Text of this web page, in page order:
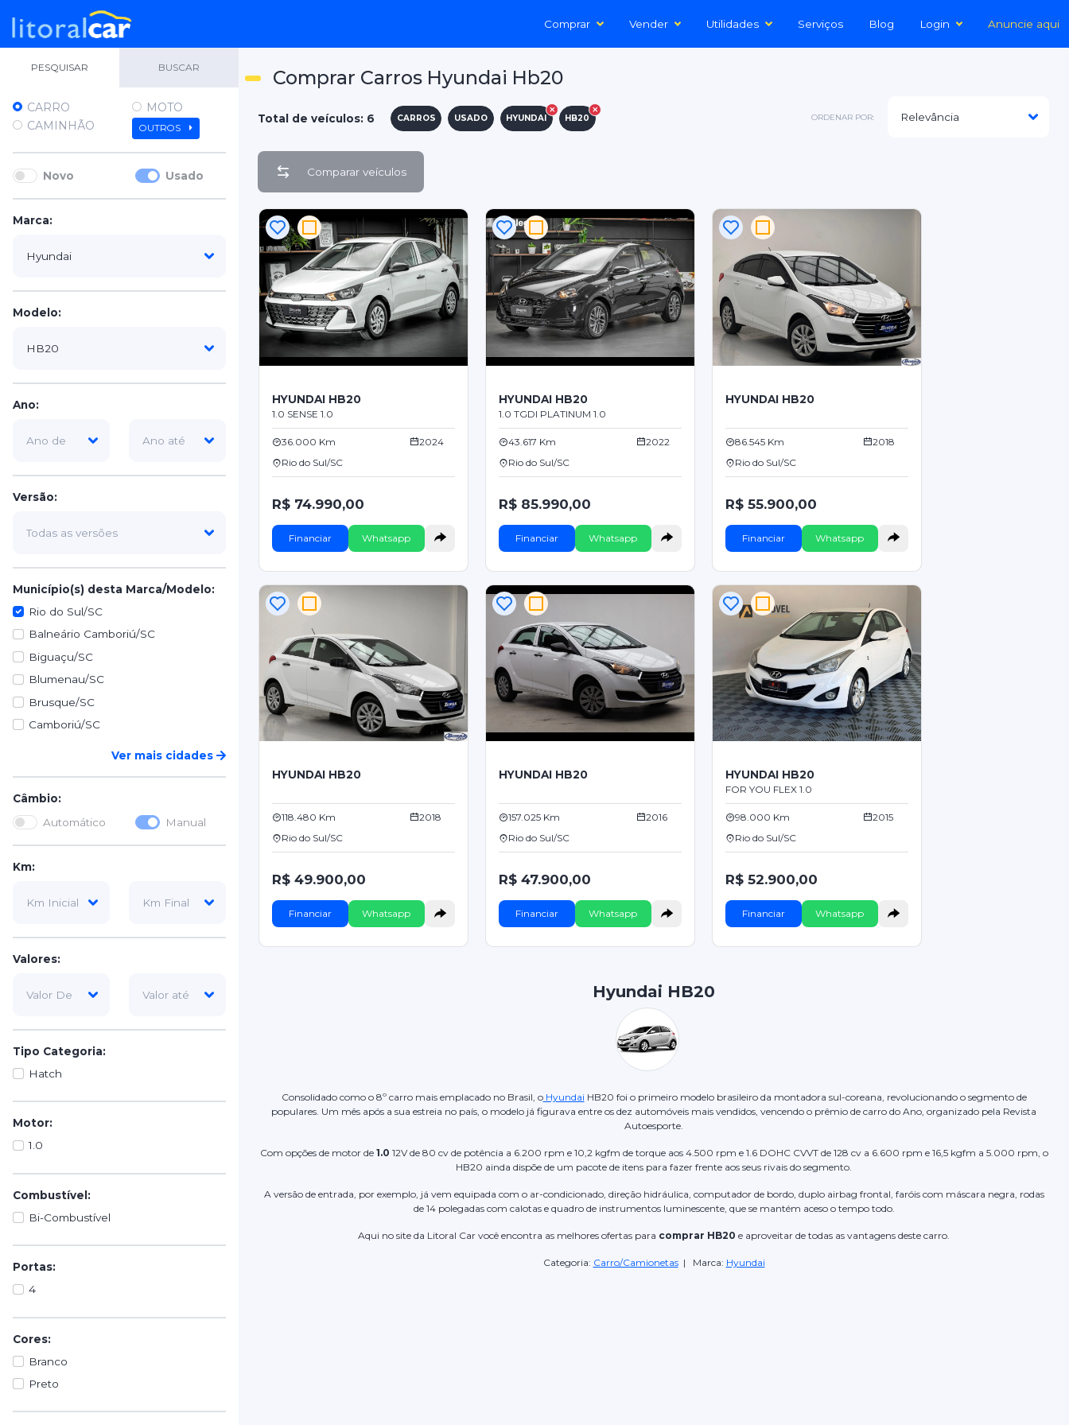
Comprar Vender Utilidades Serviços Blog Login Anuncie aqui
PESQUISAR BUSCAR
CARRO
MOTO
CAMINHÃO
OUTROS
Novo Usado
Marca:
Modelo:
Ano:
Versão:
Município(s) desta Marca/Modelo:
Rio do Sul/SC
Balneário Camboriú/SC
Biguaçu/SC
Blumenau/SC
Brusque/SC
Camboriú/SC
Ver mais cidades
Câmbio:
Automático
Manual
Km:
Valores:
Tipo Categoria:
Hatch
Motor:
1.0
Combustível:
Bi-Combustível
Portas:
4
Cores:
Branco
Preto
Comprar Carros Hyundai Hb20
Total de veículos: 6 CARROS USADO HYUNDAI HB20 ORDENAR POR:
Comparar veículos
HYUNDAI HB20
1.0 SENSE 1.0
36.000 Km
2024
Rio do Sul/SC
R$ 74.990,00
Financiar Whatsapp
HYUNDAI HB20
1.0 TGDI PLATINUM 1.0
43.617 Km
2022
Rio do Sul/SC
R$ 85.990,00
Financiar Whatsapp
HYUNDAI HB20
86.545 Km
2018
Rio do Sul/SC
R$ 55.900,00
Financiar Whatsapp
HYUNDAI HB20
118.480 Km
2018
Rio do Sul/SC
R$ 49.900,00
Financiar Whatsapp
HYUNDAI HB20
157.025 Km
2016
Rio do Sul/SC
R$ 47.900,00
Financiar Whatsapp
HYUNDAI HB20
FOR YOU FLEX 1.0
98.000 Km
2015
Rio do Sul/SC
R$ 52.900,00
Financiar Whatsapp
Hyundai HB20
Consolidado como o 8º carro mais emplacado no Brasil, oHyundai HB20 foi o primeiro modelo brasileiro da montadora sul-coreana, revolucionando o segmento de
populares. Um mês após a sua estreia no país, o modelo já figurava entre os dez automóveis mais vendidos, vencendo o prêmio de carro do Ano, organizado pela Revista
Autoesporte.
Com opções de motor de 1.0 12V de 80 cv de potência a 6.200 rpm e 10,2 kgfm de torque aos 4.500 rpm e 1.6 DOHC CVVT de 128 cv a 6.600 rpm e 16,5 kgfm a 5.000 rpm, o
HB20 ainda dispõe de um pacote de itens para fazer frente aos seus rivais do segmento.
A versão de entrada, por exemplo, já vem equipada com o ar-condicionado, direção hidráulica, computador de bordo, duplo airbag frontal, faróis com máscara negra, rodas
de 14 polegadas com calotas e quadro de instrumentos luminescente, que se mantém aceso o tempo todo.
Aqui no site da Litoral Car você encontra as melhores ofertas para comprar HB20 e aproveitar de todas as vantagens deste carro.
Categoria: Carro/Camionetas| Marca: Hyundai